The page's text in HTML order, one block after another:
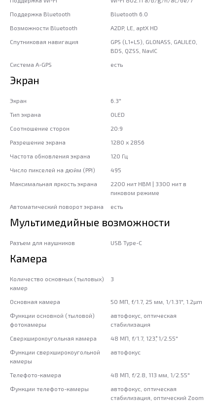
Поддержка Bluetooth
Bluetooth 6.0
Возможности Bluetooth
A2DP, LE, aptX HD
Спутниковая навигация
GPS (L1+L5), GLONASS, GALILEO,
BDS, QZSS, NavIC
Система A-GPS
есть
Экран
Экран
6.3"
Тип экрана
OLED
Соотношение сторон
20:9
Разрешение экрана
1280 x 2856
Частота обновления экрана
120 Гц
Число пикселей на дюйм (PPI)
495
Максимальная яркость экрана
2200 нит HBM | 3300 нит в
пиковом режиме
Автоматический поворот экрана
есть
Мультимедийные возможности
Разъем для наушников USB Type-C
Камера
Количество основных (тыловых)
камер
3
Основная камера
50 МП, f/1.7, 25 мм, 1/1.31", 1.2µm
Функции основной (тыловой)
фотокамеры
автофокус, оптическая
стабилизация
Сверхширокоугольная камера
48 МП, f/1.7, 123˚, 1/2.55"
Функции сверхширокоугольной
камеры
автофокус
Телефото-камера
48 МП, f/2.8, 113 мм, 1/2.55"
Функции телефото-камеры
автофокус, оптическая
стабилизация, оптический Zoom